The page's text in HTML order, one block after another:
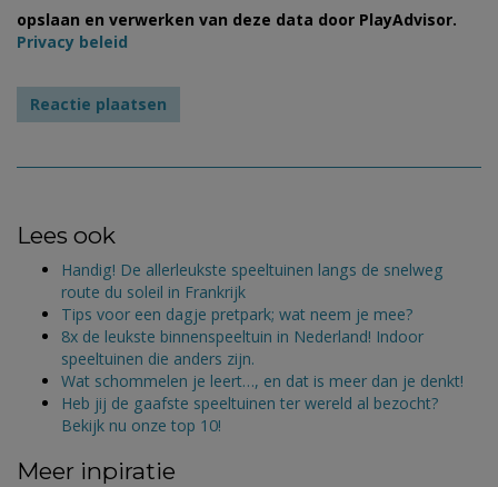
opslaan en verwerken van deze data door PlayAdvisor.
Privacy beleid
Lees ook
Handig! De allerleukste speeltuinen langs de snelweg
route du soleil in Frankrijk
Tips voor een dagje pretpark; wat neem je mee?
8x de leukste binnenspeeltuin in Nederland! Indoor
speeltuinen die anders zijn.
Wat schommelen je leert…, en dat is meer dan je denkt!
Heb jij de gaafste speeltuinen ter wereld al bezocht?
Bekijk nu onze top 10!
Meer inpiratie